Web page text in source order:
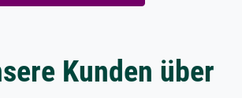
Kunden über